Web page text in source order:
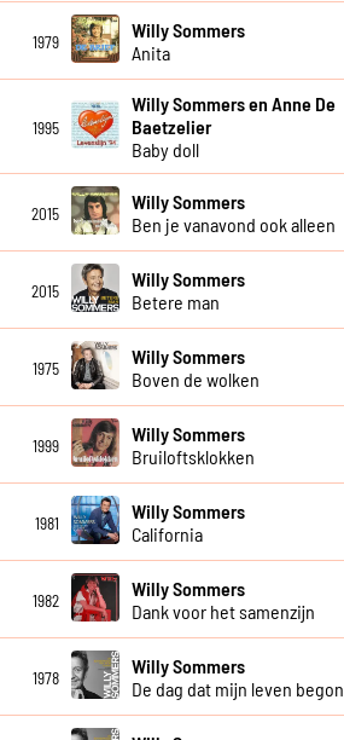
1979
Willy Sommers
Anita
1995
Willy Sommers en Anne De
Baetzelier
Baby doll
2015
Willy Sommers
Ben je vanavond ook alleen
2015
Willy Sommers
Betere man
1975
Willy Sommers
Boven de wolken
1999
Willy Sommers
Bruiloftsklokken
1981
Willy Sommers
California
1982
Willy Sommers
Dank voor het samenzijn
1978
Willy Sommers
De dag dat mijn leven begon